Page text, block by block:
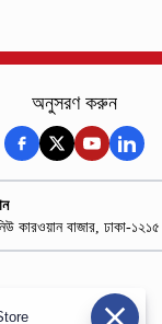
অনুসরণ করুন
কারওয়ান বাজার, ঢাকা-১২১৫